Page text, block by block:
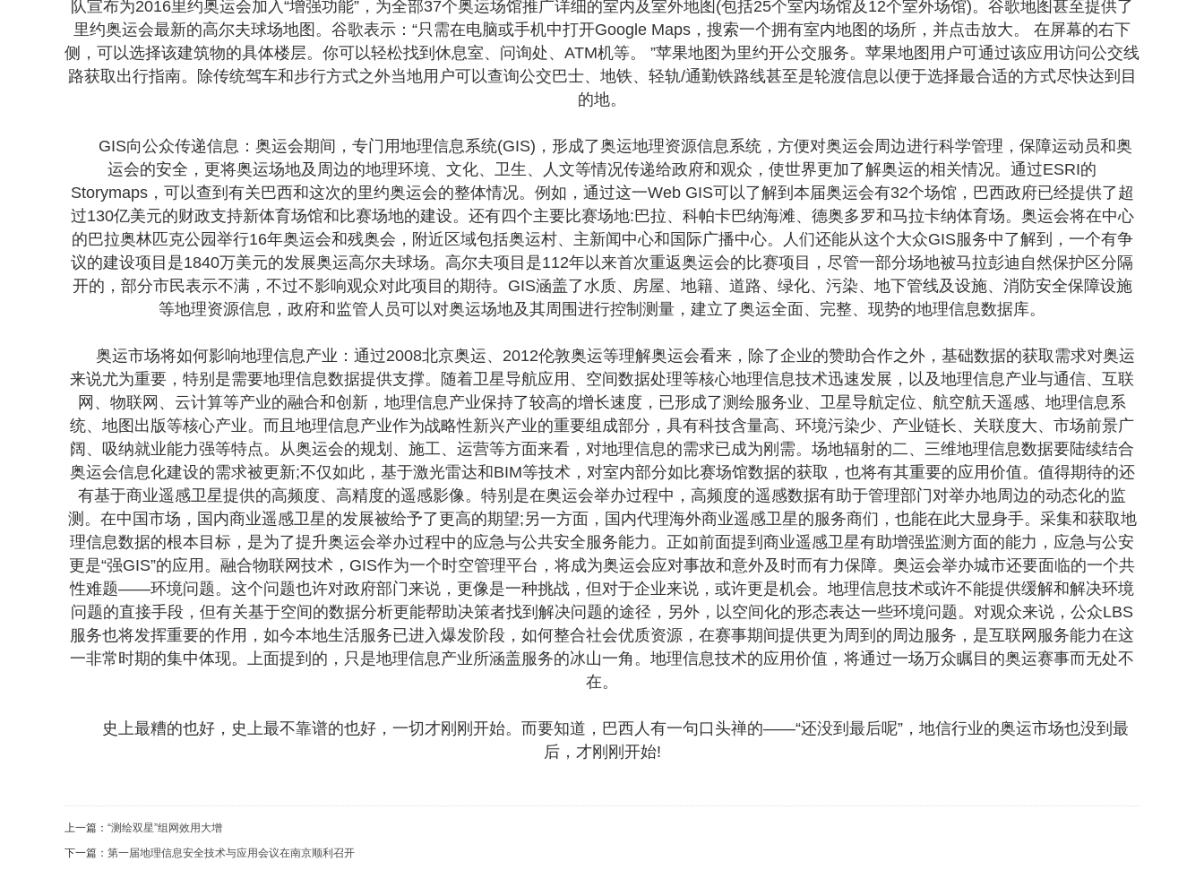
队宣布为2016里约奥运会加入“增强功能”，为全部37个奥运场馆推广详细的室内及室外地图(包括25个室内场馆及12个室外场馆)。谷歌地图甚至提供了
里约奥运会最新的高尔夫球场地图。谷歌表示：“只需在电脑或手机中打开Google Maps，搜索一个拥有室内地图的场所，并点击放大。 在屏幕的右下
侧，可以选择该建筑物的具体楼层。你可以轻松找到休息室、问询处、ATM机等。 ”苹果地图为里约开公交服务。苹果地图用户可通过该应用访问公交线
路获取出行指南。除传统驾车和步行方式之外当地用户可以查询公交巴士、地铁、轻轨/通勤铁路线甚至是轮渡信息以便于选择最合适的方式尽快达到目
的地。
GIS向公众传递信息：奥运会期间，专门用地理信息系统(GIS)，形成了奥运地理资源信息系统，方便对奥运会周边进行科学管理，保障运动员和奥
运会的安全，更将奥运场地及周边的地理环境、文化、卫生、人文等情况传递给政府和观众，使世界更加了解奥运的相关情况。通过ESRI的
Storymaps，可以查到有关巴西和这次的里约奥运会的整体情况。例如，通过这一Web GIS可以了解到本届奥运会有32个场馆，巴西政府已经提供了超
过130亿美元的财政支持新体育场馆和比赛场地的建设。还有四个主要比赛场地:巴拉、科帕卡巴纳海滩、德奥多罗和马拉卡纳体育场。奥运会将在中心
的巴拉奥林匹克公园举行16年奥运会和残奥会，附近区域包括奥运村、主新闻中心和国际广播中心。人们还能从这个大众GIS服务中了解到，一个有争
议的建设项目是1840万美元的发展奥运高尔夫球场。高尔夫项目是112年以来首次重返奥运会的比赛项目，尽管一部分场地被马拉彭迪自然保护区分隔
开的，部分市民表示不满，不过不影响观众对此项目的期待。GIS涵盖了水质、房屋、地籍、道路、绿化、污染、地下管线及设施、消防安全保障设施
等地理资源信息，政府和监管人员可以对奥运场地及其周围进行控制测量，建立了奥运全面、完整、现势的地理信息数据库。
奥运市场将如何影响地理信息产业：通过2008北京奥运、2012伦敦奥运等理解奥运会看来，除了企业的赞助合作之外，基础数据的获取需求对奥运
来说尤为重要，特别是需要地理信息数据提供支撑。随着卫星导航应用、空间数据处理等核心地理信息技术迅速发展，以及地理信息产业与通信、互联
网、物联网、云计算等产业的融合和创新，地理信息产业保持了较高的增长速度，已形成了测绘服务业、卫星导航定位、航空航天遥感、地理信息系
统、地图出版等核心产业。而且地理信息产业作为战略性新兴产业的重要组成部分，具有科技含量高、环境污染少、产业链长、关联度大、市场前景广
阔、吸纳就业能力强等特点。从奥运会的规划、施工、运营等方面来看，对地理信息的需求已成为刚需。场地辐射的二、三维地理信息数据要陆续结合
奥运会信息化建设的需求被更新;不仅如此，基于激光雷达和BIM等技术，对室内部分如比赛场馆数据的获取，也将有其重要的应用价值。值得期待的还
有基于商业遥感卫星提供的高频度、高精度的遥感影像。特别是在奥运会举办过程中，高频度的遥感数据有助于管理部门对举办地周边的动态化的监
测。在中国市场，国内商业遥感卫星的发展被给予了更高的期望;另一方面，国内代理海外商业遥感卫星的服务商们，也能在此大显身手。采集和获取地
理信息数据的根本目标，是为了提升奥运会举办过程中的应急与公共安全服务能力。正如前面提到商业遥感卫星有助增强监测方面的能力，应急与公安
更是“强GIS”的应用。融合物联网技术，GIS作为一个时空管理平台，将成为奥运会应对事故和意外及时而有力保障。奥运会举办城市还要面临的一个共
性难题——环境问题。这个问题也许对政府部门来说，更像是一种挑战，但对于企业来说，或许更是机会。地理信息技术或许不能提供缓解和解决环境
问题的直接手段，但有关基于空间的数据分析更能帮助决策者找到解决问题的途径，另外，以空间化的形态表达一些环境问题。对观众来说，公众LBS
服务也将发挥重要的作用，如今本地生活服务已进入爆发阶段，如何整合社会优质资源，在赛事期间提供更为周到的周边服务，是互联网服务能力在这
一非常时期的集中体现。上面提到的，只是地理信息产业所涵盖服务的冰山一角。地理信息技术的应用价值，将通过一场万众瞩目的奥运赛事而无处不
在。
史上最糟的也好，史上最不靠谱的也好，一切才刚刚开始。而要知道，巴西人有一句口头禅的——“还没到最后呢”，地信行业的奥运市场也没到最
后，才刚刚开始!
上一篇： “测绘双星”组网效用大增
下一篇： 第一届地理信息安全技术与应用会议在南京顺利召开